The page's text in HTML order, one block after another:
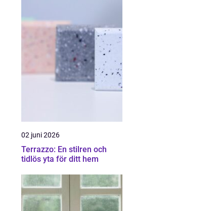
02 juni 2026
Terrazzo: En stilren och
tidlös yta för ditt hem